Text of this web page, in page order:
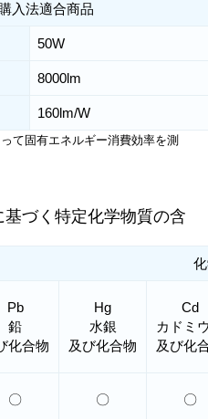
入法適合商品
50W
8000lm
160lm/W
て固有エネルギー消費効率を測
づく特定化学物質の含
Pb
鉛
化合物
Hg
水銀
及び化合物
Cd
カドミ
及び化
〇 〇 〇